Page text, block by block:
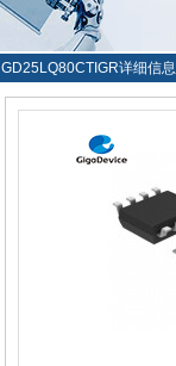
GD25LQ80CTIGR详细信息